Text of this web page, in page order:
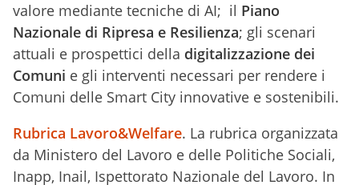
valore mediante tecniche di AI; il Piano
Nazionale di Ripresa e Resilienza; gli scenari
attuali e prospettici della digitalizzazione dei
Comuni e gli interventi necessari per rendere i
Comuni delle Smart City innovative e sostenibili.
Rubrica Lavoro&Welfare. La rubrica organizzata
da Ministero del Lavoro e delle Politiche Sociali,
Inapp, Inail, Ispettorato Nazionale del Lavoro. In